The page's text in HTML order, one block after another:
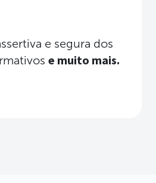
e segura dos
e muito mais.